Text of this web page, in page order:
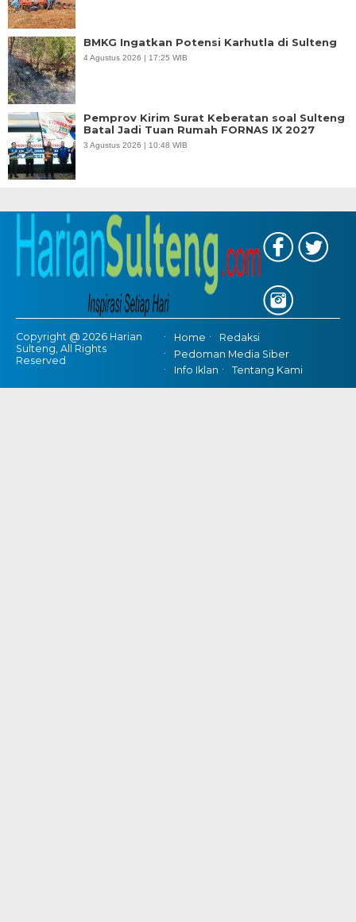
BMKG Ingatkan Potensi Karhutla di Sulteng
4 Agustus 2026 | 17:25 WIB
Pemprov Kirim Surat Keberatan soal Sulteng
Batal Jadi Tuan Rumah FORNAS IX 2027
3 Agustus 2026 | 10:48 WIB
Copyright @ 2026 Harian
Sulteng, All Rights
Reserved
Home
Redaksi
Pedoman Media Siber
Info Iklan
Tentang Kami